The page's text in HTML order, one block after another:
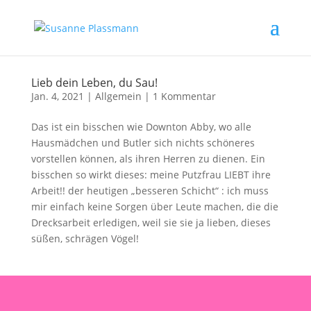
Lieb dein Leben, du Sau!
Jan. 4, 2021 | Allgemein | 1 Kommentar
Das ist ein bisschen wie Downton Abby, wo alle
Hausmädchen und Butler sich nichts schöneres
vorstellen können, als ihren Herren zu dienen. Ein
bisschen so wirkt dieses: meine Putzfrau LIEBT ihre
Arbeit!! der heutigen „besseren Schicht“ : ich muss
mir einfach keine Sorgen über Leute machen, die die
Drecksarbeit erledigen, weil sie sie ja lieben, dieses
süßen, schrägen Vögel!